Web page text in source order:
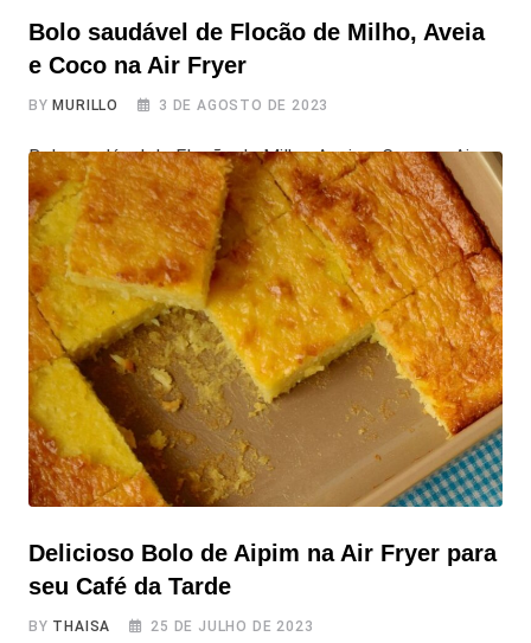
Bolo saudável de Flocão de Milho, Aveia
e Coco na Air Fryer
BY MURILLO 3 DE AGOSTO DE 2023
Bolo saudável de Flocão de Milho, Aveia e Coco na Air
Fryer Aposto que você nunca pensou em juntar esses
ingredientes e fazer um delicioso Bolo Saudável de
Flocão de Milho, Aveia e Coco na Air Fryer! Uma
combinação inusitada que vai te encantar, com
ingredientes simples e baratos como flocão de milho,
aveia e
Delicioso Bolo de Aipim na Air Fryer para
seu Café da Tarde
BY THAISA 25 DE JULHO DE 2023